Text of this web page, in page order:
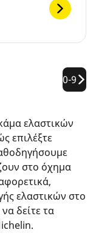
0-9
ελαστικών
επιλέξτε
στο όχημα
ελαστικών στο
δείτε τα